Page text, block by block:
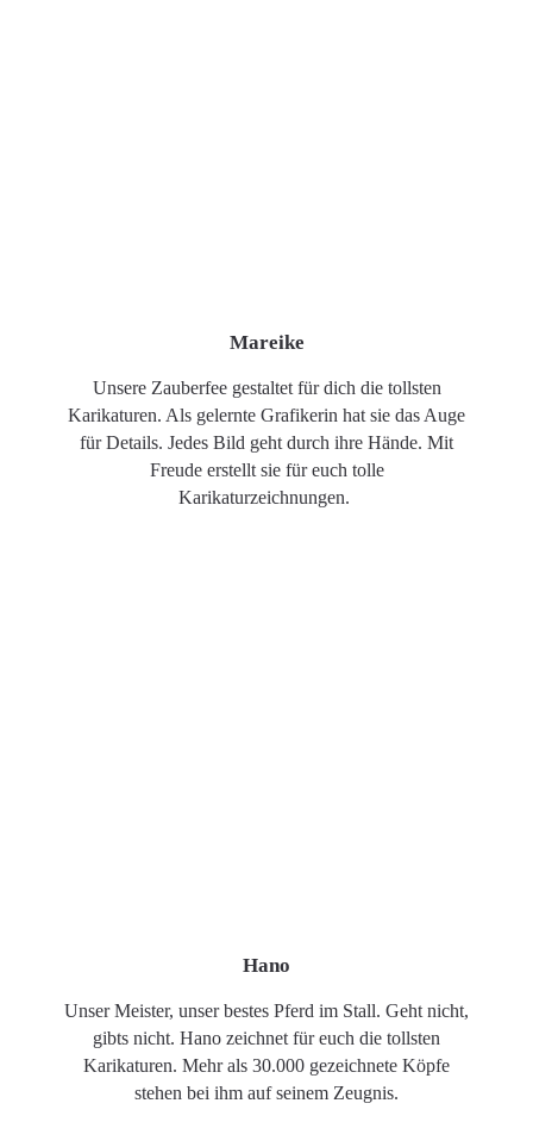
Mareike
Unsere Zauberfee gestaltet für dich die tollsten
Karikaturen. Als gelernte Grafikerin hat sie das Auge
für Details. Jedes Bild geht durch ihre Hände. Mit
Freude erstellt sie für euch tolle
Karikaturzeichnungen.
Hano
Unser Meister, unser bestes Pferd im Stall. Geht nicht,
gibts nicht. Hano zeichnet für euch die tollsten
Karikaturen. Mehr als 30.000 gezeichnete Köpfe
stehen bei ihm auf seinem Zeugnis.